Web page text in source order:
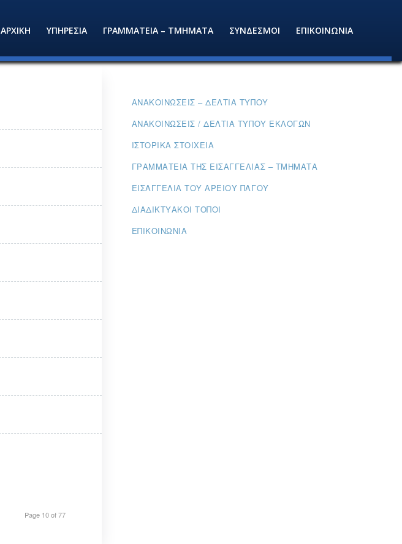
ΑΡΧΙΚΗ ΥΠΗΡΕΣΙΑ ΓΡΑΜΜΑΤΕΙΑ – ΤΜΗΜΑΤΑ ΣΥΝΔΕΣΜΟΙ ΕΠΙΚΟΙΝΩΝΙΑ
Page 10 of 77
ΑΝΑΚΟΙΝΏΣΕΙΣ – ΔΕΛΤΊΑ ΤΎΠΟΥ
ΑΝΑΚΟΙΝΏΣΕΙΣ / ΔΕΛΤΊΑ ΤΎΠΟΥ ΕΚΛΟΓΏΝ
ΙΣΤΟΡΙΚΆ ΣΤΟΙΧΕΊΑ
ΓΡΑΜΜΑΤΕΊΑ ΤΗΣ ΕΙΣΑΓΓΕΛΊΑΣ – ΤΜΉΜΑΤΑ
ΕΙΣΑΓΓΕΛΊΑ ΤΟΥ ΑΡΕΊΟΥ ΠΆΓΟΥ
ΔΙΑΔΙΚΤΥΑΚΟΊ ΤΌΠΟΙ
ΕΠΙΚΟΙΝΩΝΊΑ